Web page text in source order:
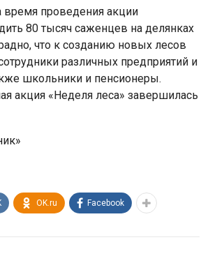
время проведения акции
80 тысяч саженцев на делянках
что к созданию новых лесов
различных предприятий и
школьники и пенсионеры.
акция «Неделя леса» завершилась
OK.ru Facebook